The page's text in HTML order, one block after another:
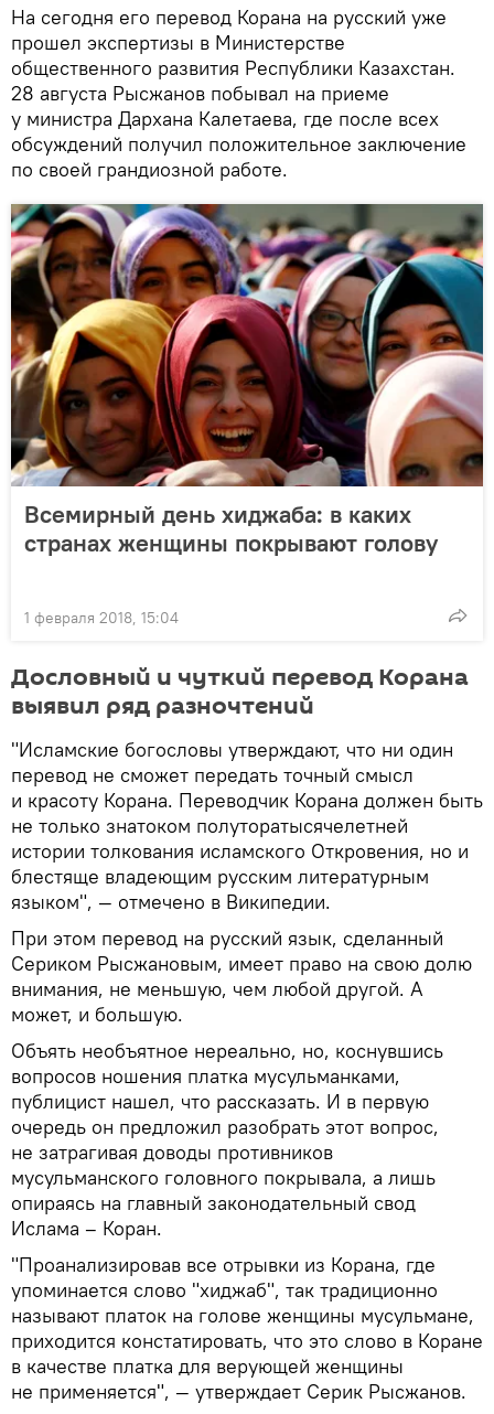
На сегодня его перевод Корана на русский уже
прошел экспертизы в Министерстве
общественного развития Республики Казахстан.
28 августа Рысжанов побывал на приеме
у министра Дархана Калетаева, где после всех
обсуждений получил положительное заключение
по своей грандиозной работе.
Всемирный день хиджаба: в каких
странах женщины покрывают голову
1 февраля 2018, 15:04
Дословный и чуткий перевод Корана
выявил ряд разночтений
"Исламские богословы утверждают, что ни один
перевод не сможет передать точный смысл
и красоту Корана. Переводчик Корана должен быть
не только знатоком полуторатысячелетней
истории толкования исламского Откровения, но и
блестяще владеющим русским литературным
языком", — отмечено в Википедии.
При этом перевод на русский язык, сделанный
Сериком Рысжановым, имеет право на свою долю
внимания, не меньшую, чем любой другой. А
может, и большую.
Объять необъятное нереально, но, коснувшись
вопросов ношения платка мусульманками,
публицист нашел, что рассказать. И в первую
очередь он предложил разобрать этот вопрос,
не затрагивая доводы противников
мусульманского головного покрывала, а лишь
опираясь на главный законодательный свод
Ислама – Коран.
"Проанализировав все отрывки из Корана, где
упоминается слово "хиджаб", так традиционно
называют платок на голове женщины мусульмане,
приходится констатировать, что это слово в Коране
в качестве платка для верующей женщины
не применяется", — утверждает Серик Рысжанов.